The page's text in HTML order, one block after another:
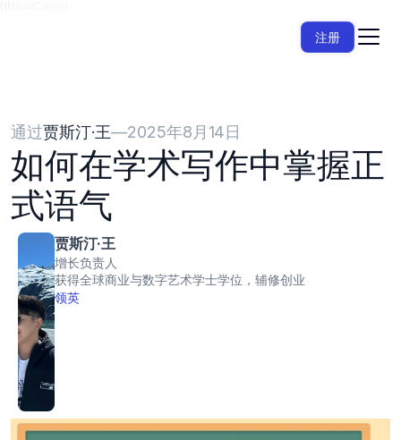
注册
通过贾斯汀·王—2025年8月14日
如何在学术写作中掌握正
式语气
贾斯汀·王
增长负责人
获得全球商业与数字艺术学士学位，辅修创业
领英